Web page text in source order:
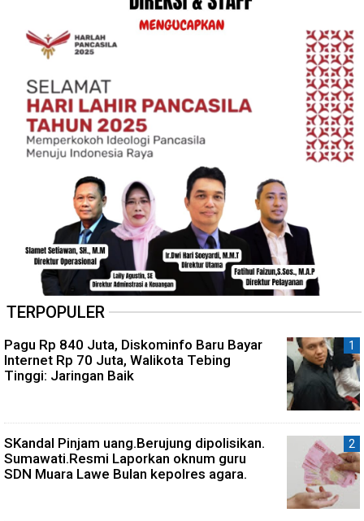
TERPOPULER
Pagu Rp 840 Juta, Diskominfo Baru Bayar
Internet Rp 70 Juta, Walikota Tebing
Tinggi: Jaringan Baik
SKandal Pinjam uang.Berujung dipolisikan.
Sumawati.Resmi Laporkan oknum guru
SDN Muara Lawe Bulan kepolres agara.